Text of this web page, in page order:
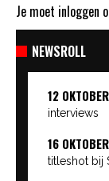
Je moet inloggen
NEWSROLL
12
interviews
16
titleshot bij